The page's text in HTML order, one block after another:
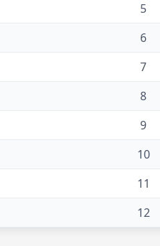
5
6
7
8
9
10
11
12